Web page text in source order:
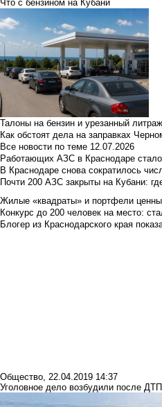
Что с бензином на Кубани
Талоны на бензин и урезанный
Как обстоят дела на заправках
Все новости по теме 12.07.2026
Работающих АЗС в Краснодаре
В Краснодаре снова сократилось
Почти 200 АЗС закрыты на Кубани:
Жилые «квадраты» и портфели
Конкурс до 200 человек на место:
Блогер из Краснодарского края
Общество, 22.04.2019 14:37
Уголовное дело возбудили после